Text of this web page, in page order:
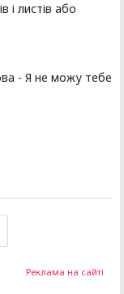
Реклама на сайті
і листів або
- Я не можу тебе